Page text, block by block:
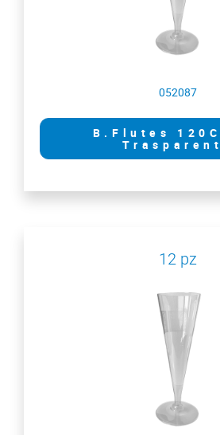
052087
B.Flutes
12 pz